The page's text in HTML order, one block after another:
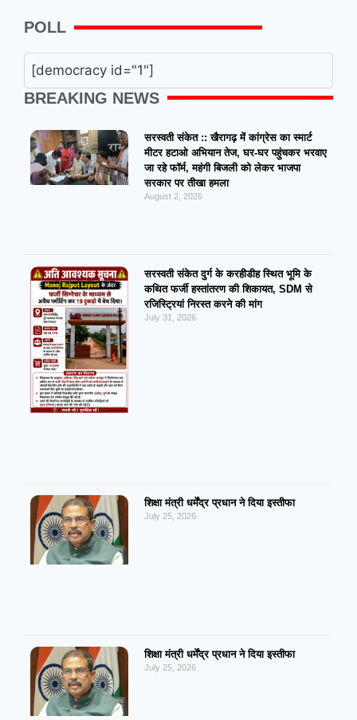
POLL
[democracy id="1"]
BREAKING NEWS
सरस्वती संकेत :: खैरागढ़ में कांग्रेस का स्मार्ट
मीटर हटाओ अभियान तेज, घर-घर पहुंचकर भरवाए
जा रहे फॉर्म, महंगी बिजली को लेकर भाजपा
सरकार पर तीखा हमला
August 2, 2026
सरस्वती संकेत दुर्ग के करहीडीह स्थित भूमि के
कथित फर्जी हस्तांतरण की शिकायत, SDM से
रजिस्ट्रियां निरस्त करने की मांग
July 31, 2026
शिक्षा मंत्री धर्मेंद्र प्रधान ने दिया इस्तीफा
July 25, 2026
शिक्षा मंत्री धर्मेंद्र प्रधान ने दिया इस्तीफा
July 25, 2026